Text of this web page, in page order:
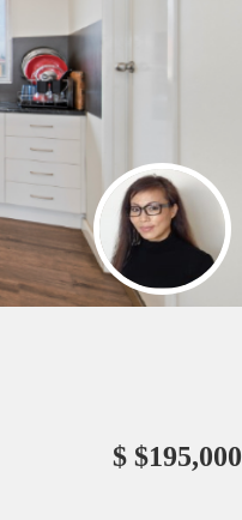
$ $195,000